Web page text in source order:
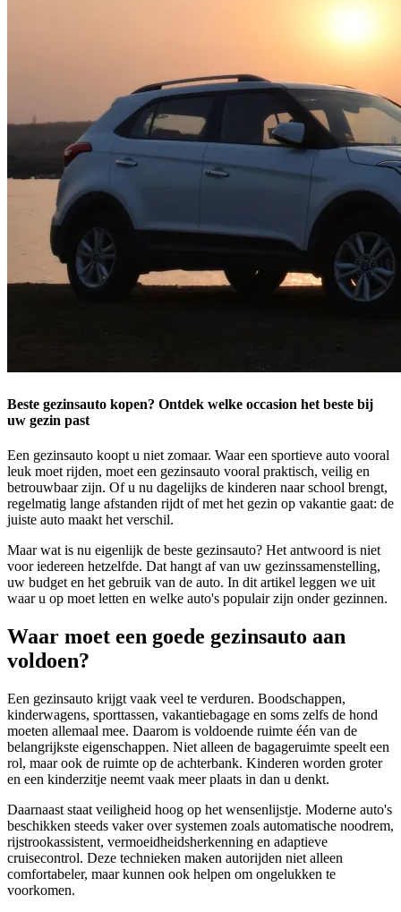
Beste gezinsauto kopen? Ontdek welke occasion het beste bij
uw gezin past
Een gezinsauto koopt u niet zomaar. Waar een sportieve auto vooral
leuk moet rijden, moet een gezinsauto vooral praktisch, veilig en
betrouwbaar zijn. Of u nu dagelijks de kinderen naar school brengt,
regelmatig lange afstanden rijdt of met het gezin op vakantie gaat: de
juiste auto maakt het verschil.
Maar wat is nu eigenlijk de beste gezinsauto? Het antwoord is niet
voor iedereen hetzelfde. Dat hangt af van uw gezinssamenstelling,
uw budget en het gebruik van de auto. In dit artikel leggen we uit
waar u op moet letten en welke auto's populair zijn onder gezinnen.
Waar moet een goede gezinsauto aan
voldoen?
Een gezinsauto krijgt vaak veel te verduren. Boodschappen,
kinderwagens, sporttassen, vakantiebagage en soms zelfs de hond
moeten allemaal mee. Daarom is voldoende ruimte één van de
belangrijkste eigenschappen. Niet alleen de bagageruimte speelt een
rol, maar ook de ruimte op de achterbank. Kinderen worden groter
en een kinderzitje neemt vaak meer plaats in dan u denkt.
Daarnaast staat veiligheid hoog op het wensenlijstje. Moderne auto's
beschikken steeds vaker over systemen zoals automatische noodrem,
rijstrookassistent, vermoeidheidsherkenning en adaptieve
cruisecontrol. Deze technieken maken autorijden niet alleen
comfortabeler, maar kunnen ook helpen om ongelukken te
voorkomen.